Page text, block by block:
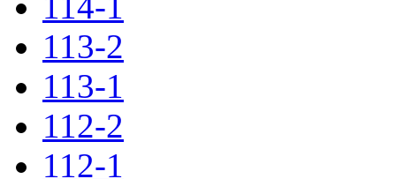
113-2
113-1
112-2
112-1